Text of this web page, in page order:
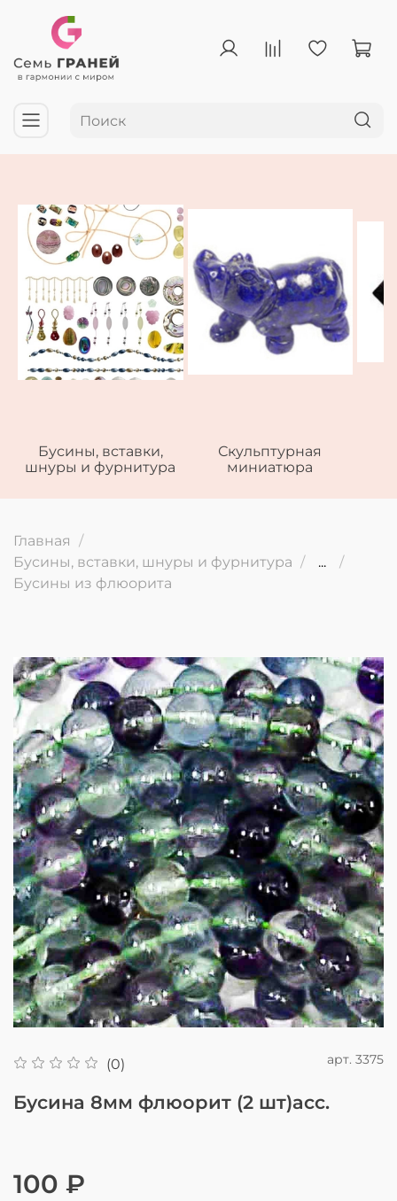
Бусины, вставки,
шнуры и фурнитура
Скульптурная
миниатюра
Главная
Бусины, вставки, шнуры и фурнитура
...
Бусины из флюорита
(0) арт. 3375
Бусина 8мм флюорит (2 шт)асс.
100 ₽